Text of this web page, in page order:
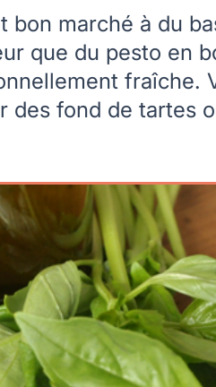
bon marché à du
que du pesto en
fraîche.
des fond de tartes